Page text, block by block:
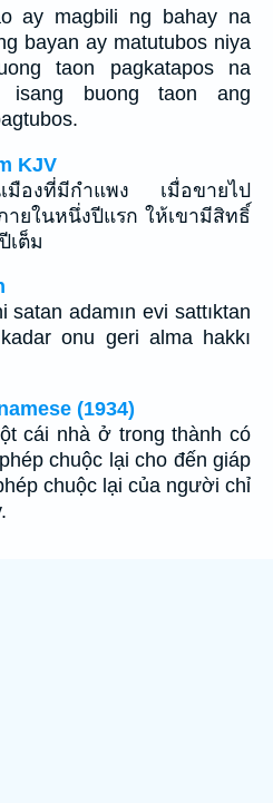
ay magbili ng bahay na
bayan ay matutubos niya
taon pagkatapos na
isang buong taon ang
KJV
เมืองที่มีกำแพง เมื่อขายไป
ายในหนึ่งปีแรก ให้เขามีสิทธิ์
เต็ม
satan adamın evi sattıktan
onu geri alma hakkı
(1934)
cái nhà ở trong thành có
chuộc lại cho đến giáp
chuộc lại của người chỉ